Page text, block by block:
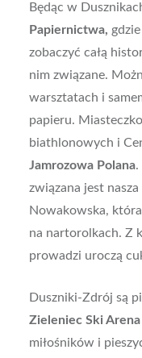
Będąc w
Papiernictwa,
zobaczyć całą
nim związane.
warsztatach i
papieru.
biathlonowych i
Jamrozowa Polana.
związana jest
Nowakowska,
na nartorolkach. Z
prowadzi uroczą
Duszniki-Zdrój są
Zieleniec Ski Arena
miłośników i